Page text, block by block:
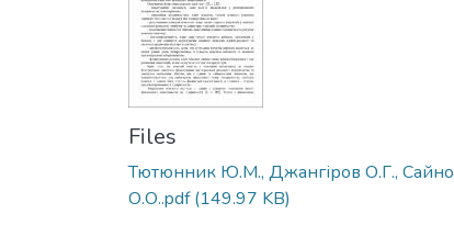
Files
Тютюнник Ю.М., Джангіров О.Г., Сайно
О.О..pdf(149.97 KB)